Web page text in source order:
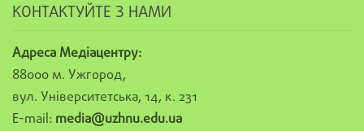
КОНТАКТУЙТЕ З НАМИ
Адреса Медіацентру:
88000 м. Ужгород,
вул. Університетська, 14, к. 231
E-mail: media@uzhnu.edu.ua